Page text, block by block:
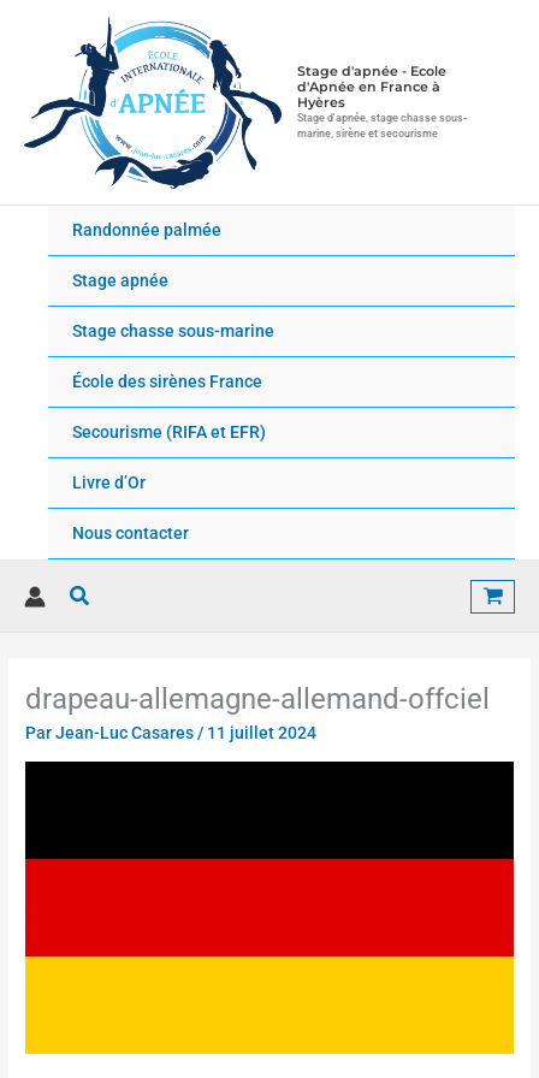
Stage d'apnée - Ecole
d'Apnée en France à
Hyères
Stage d'apnée, stage chasse sous-
marine, sirène et secourisme
Randonnée palmée
Stage apnée
Stage chasse sous-marine
École des sirènes France
Secourisme (RIFA et EFR)
Livre d’Or
Nous contacter
Rechercher
drapeau-allemagne-allemand-offciel
ParJean-Luc Casares/ 11 juillet 2024